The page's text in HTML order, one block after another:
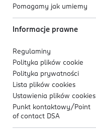
Pomagamy jak umiemy
Informacje prawne
Regulaminy
Polityka plików cookie
Polityka prywatności
Lista plików cookies
Ustawienia plików cookies
Punkt kontaktowy/ Point
of contact DSA